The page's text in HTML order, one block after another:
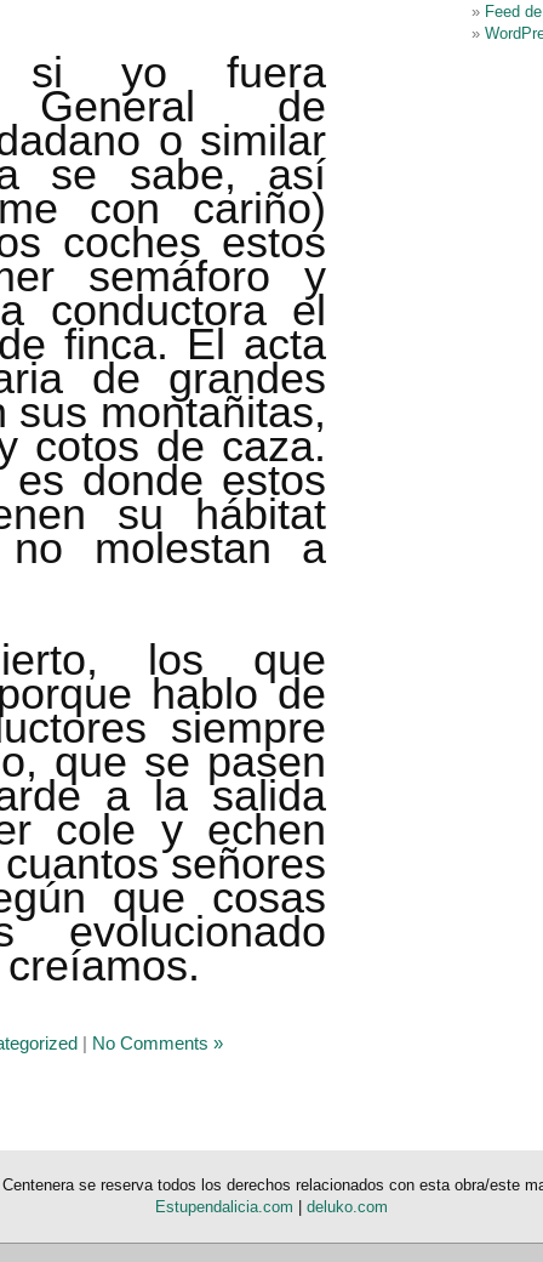
si yo fuera
General de
o similar
se sabe, así
con cariño)
coches estos
semáforo y
conductora el
finca. El acta
de grandes
sus montañitas,
cotos de caza.
donde estos
su hábitat
molestan a
los que
hablo de
siempre
que se pasen
a la salida
cole y echen
señores
que cosas
evolucionado
| No Comments »
Feed
se reserva todos los derechos relacionados con esta obra/este
Estupendalicia.com
deluko.com